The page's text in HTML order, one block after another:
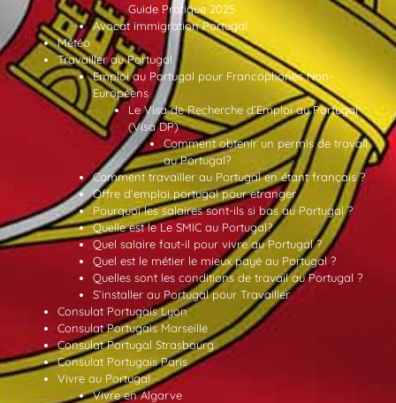
Guide Pratique 2025
Avocat immigration Portugal
Météo
Travailler au Portugal
Emploi au Portugal pour Francophones Non-
Européens
Le Visa de Recherche d’Emploi au Portugal
(Visa DP)
Comment obtenir un permis de travail
au Portugal?
Comment travailler au Portugal en étant français ?
Offre d’emploi portugal pour etranger
Pourquoi les salaires sont-ils si bas au Portugal ?
Quelle est le Le SMIC au Portugal?
Quel salaire faut-il pour vivre au Portugal ?
Quel est le métier le mieux payé au Portugal ?
Quelles sont les conditions de travail au Portugal ?
S’installer au Portugal pour Travailler
Consulat Portugais Lyon
Consulat Portugais Marseille
Consulat Portugal Strasbourg
Consulat Portugais Paris
Vivre au Portugal
Vivre en Algarve